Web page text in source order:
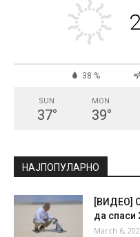
38 %
SUN
37°
MON
39°
НАЈПОПУЛАРНО
[ВИДЕО]
да спаси
March 6,